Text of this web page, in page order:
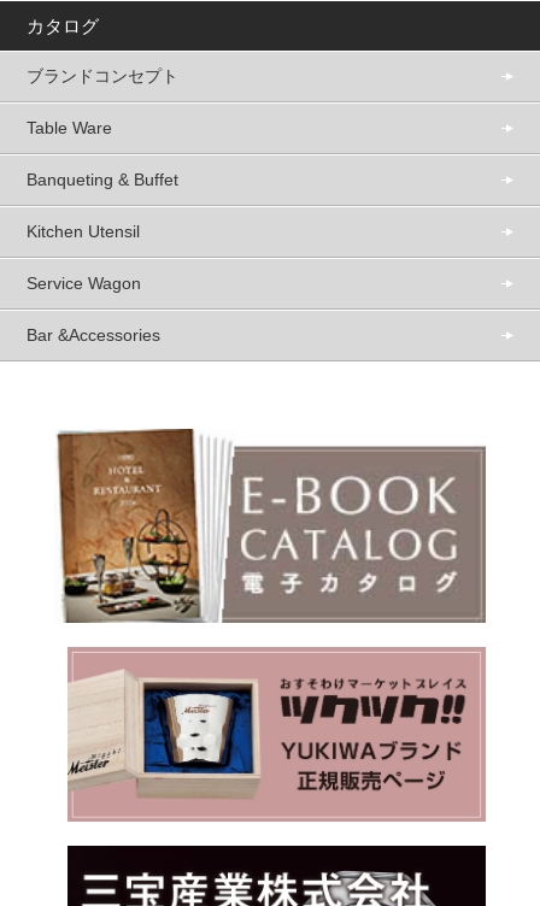
カタログ
ブランドコンセプト
Table Ware
Banqueting & Buffet
Kitchen Utensil
Service Wagon
Bar &Accessories